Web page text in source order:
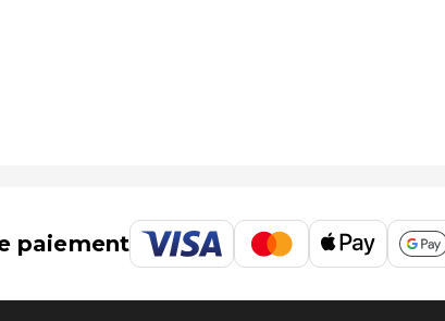
paiement